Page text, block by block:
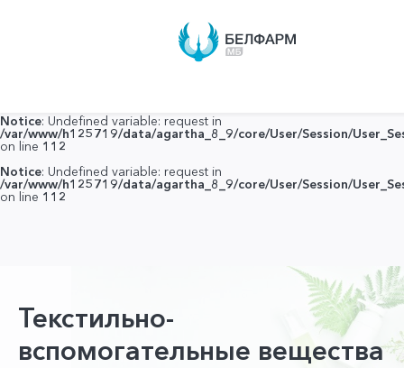
Notice: Undefined variable: request in
/var/www/h125719/data/agartha_8_9/core/User/Session/
on line 112
Notice: Undefined variable: request in
/var/www/h125719/data/agartha_8_9/core/User/Session/
on line 112
Текстильно-
вспомогательные вещества